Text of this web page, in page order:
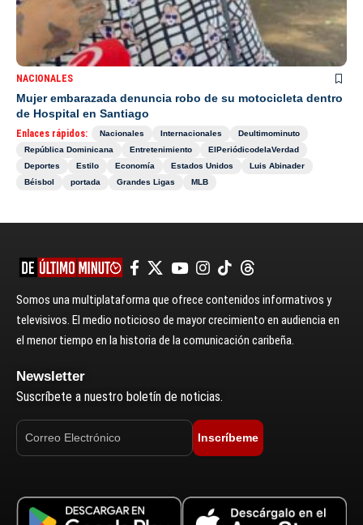
NACIONALES
Mujer embarazada denuncia robo de su motocicleta dentro
de Hospital en Santiago
Enlaces rápidos: Nacionales Internacionales
Deultimominuto
República Dominicana
Entretenimiento
ElPeriódicodelaVerdad
Deportes
Estilo Economía Estados Unidos
Luis Abinader
Béisbol
portada Grandes Ligas MLB
Somos una multiplataforma que ofrece contenidos informativos y
televisivos. El medio noticioso de mayor crecimiento en audiencia en
el menor tiempo en la historia de la comunicación caribeña.
Newsletter
Suscríbete a nuestro boletín de noticias.
Inscríbeme